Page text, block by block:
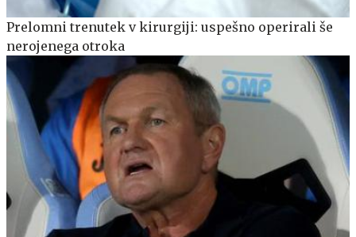
Prelomni trenutek v kirurgiji: uspešno operirali še
nerojenega otroka